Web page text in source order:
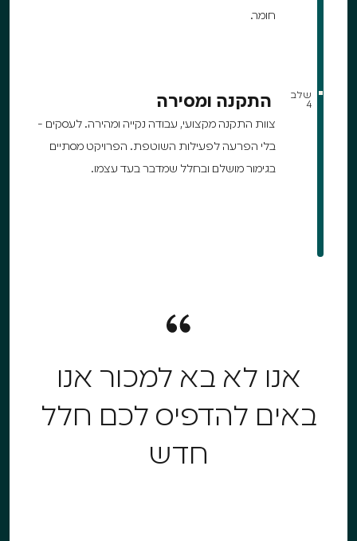
חומר.
שלב
4
התקנה ומסירה
צוות התקנה מקצועי, עבודה נקייה ומהירה. לעסקים -
בלי הפרעה לפעילות השוטפת. הפרויקט מסתיים
בגימור מושלם ובחלל שמדבר בעד עצמו.
אנו לא בא למכור אנו
באים להדפיס לכם חלל
חדש